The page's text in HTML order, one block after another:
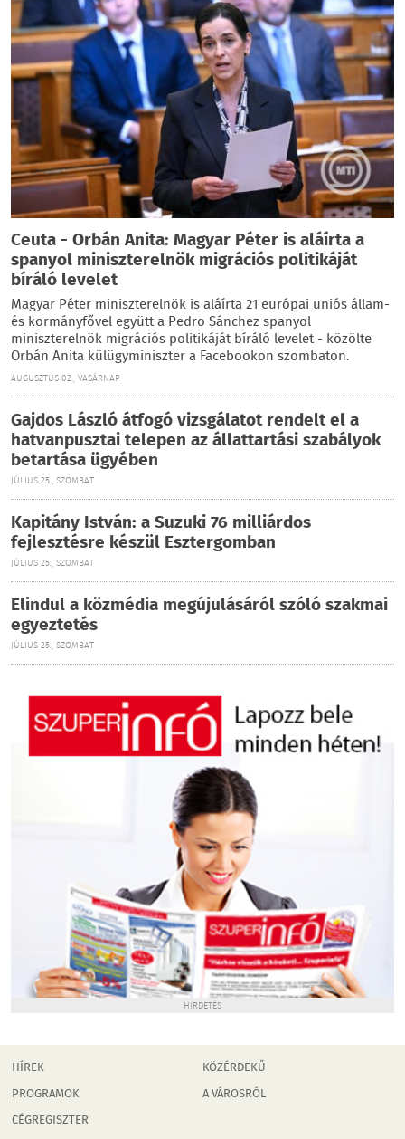
Ceuta - Orbán Anita: Magyar Péter is aláírta a
spanyol miniszterelnök migrációs politikáját
bíráló levelet
Magyar Péter miniszterelnök is aláírta 21 európai uniós állam-
és kormányfővel együtt a Pedro Sánchez spanyol
miniszterelnök migrációs politikáját bíráló levelet - közölte
Orbán Anita külügyminiszter a Facebookon szombaton.
AUGUSZTUS 02., VASÁRNAP
Gajdos László átfogó vizsgálatot rendelt el a
hatvanpusztai telepen az állattartási szabályok
betartása ügyében
JÚLIUS 25., SZOMBAT
Kapitány István: a Suzuki 76 milliárdos
fejlesztésre készül Esztergomban
JÚLIUS 25., SZOMBAT
Elindul a közmédia megújulásáról szóló szakmai
egyeztetés
JÚLIUS 25., SZOMBAT
HIRDETÉS
HÍREK
PROGRAMOK
CÉGREGISZTER
KÖZÉRDEKŰ
A VÁROSRÓL